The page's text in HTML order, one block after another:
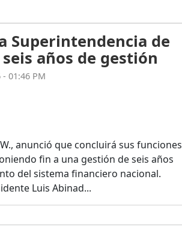
Superintendencia de
años de gestión
01:46 PM
anunció que concluirá sus funciones
fin a una gestión de seis años
del sistema financiero nacional.
Luis Abinad...